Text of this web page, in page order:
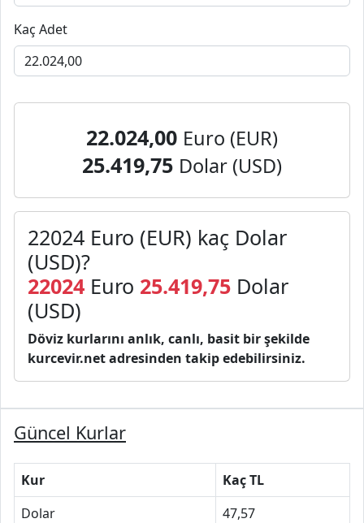
Kaç Adet
22.024,00 Euro (EUR)
25.419,75 Dolar (USD)
22024 Euro (EUR) kaç Dolar
(USD)?
22024 Euro 25.419,75 Dolar
(USD)
Döviz kurlarını anlık, canlı, basit bir şekilde
kurcevir.net adresinden takip edebilirsiniz.
Güncel Kurlar
Kur
Kaç TL
Dolar
47,57